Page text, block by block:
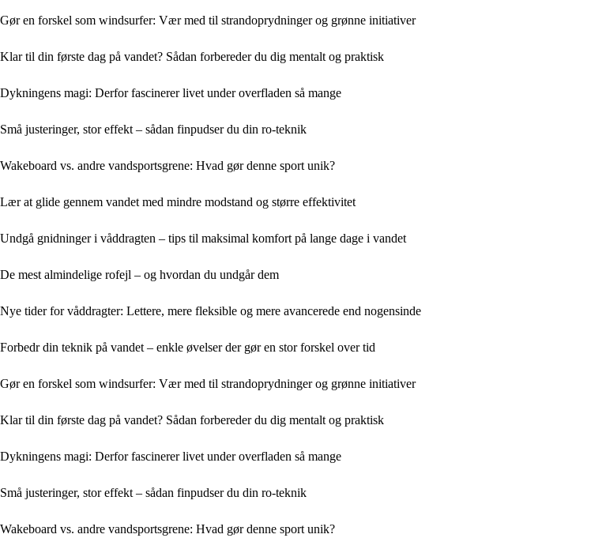
Gør en forskel som windsurfer: Vær med til strandoprydninger og grønne initiativer
Klar til din første dag på vandet? Sådan forbereder du dig mentalt og praktisk
Dykningens magi: Derfor fascinerer livet under overfladen så mange
Små justeringer, stor effekt – sådan finpudser du din ro-teknik
Wakeboard vs. andre vandsportsgrene: Hvad gør denne sport unik?
Lær at glide gennem vandet med mindre modstand og større effektivitet
Undgå gnidninger i våddragten – tips til maksimal komfort på lange dage i vandet
De mest almindelige rofejl – og hvordan du undgår dem
Nye tider for våddragter: Lettere, mere fleksible og mere avancerede end nogensinde
Forbedr din teknik på vandet – enkle øvelser der gør en stor forskel over tid
Gør en forskel som windsurfer: Vær med til strandoprydninger og grønne initiativer
Klar til din første dag på vandet? Sådan forbereder du dig mentalt og praktisk
Dykningens magi: Derfor fascinerer livet under overfladen så mange
Små justeringer, stor effekt – sådan finpudser du din ro-teknik
Wakeboard vs. andre vandsportsgrene: Hvad gør denne sport unik?